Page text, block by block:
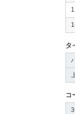
タ
コ